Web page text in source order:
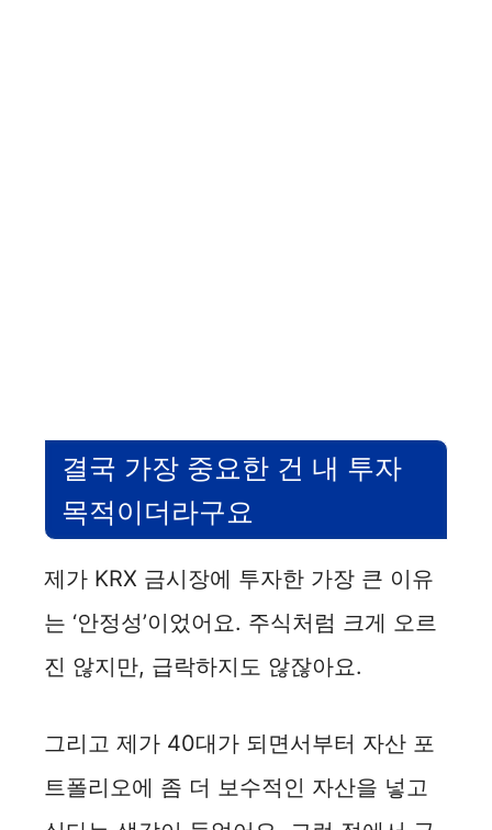
결국 가장 중요한 건 내 투자
목적이더라구요
제가 KRX 금시장에 투자한 가장 큰 이유
는 ‘안정성’이었어요. 주식처럼 크게 오르
진 않지만, 급락하지도 않잖아요.
그리고 제가 40대가 되면서부터 자산 포
트폴리오에 좀 더 보수적인 자산을 넣고